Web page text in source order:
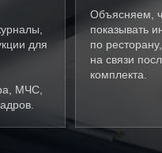
для
МЧС,
Объясняем,
показывать
по
на связи
комплекта.